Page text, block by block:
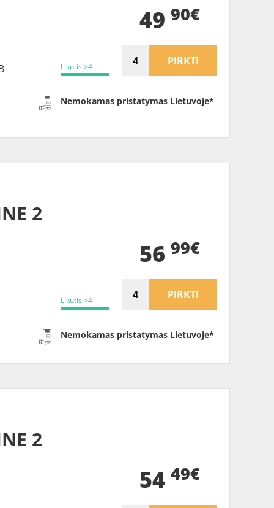
Likutis >4
49 90€
PIRKTI
Nemokamas pristatymas Lietuvoje*
2
Likutis >4
56 99€
PIRKTI
Nemokamas pristatymas Lietuvoje*
2
54 49€